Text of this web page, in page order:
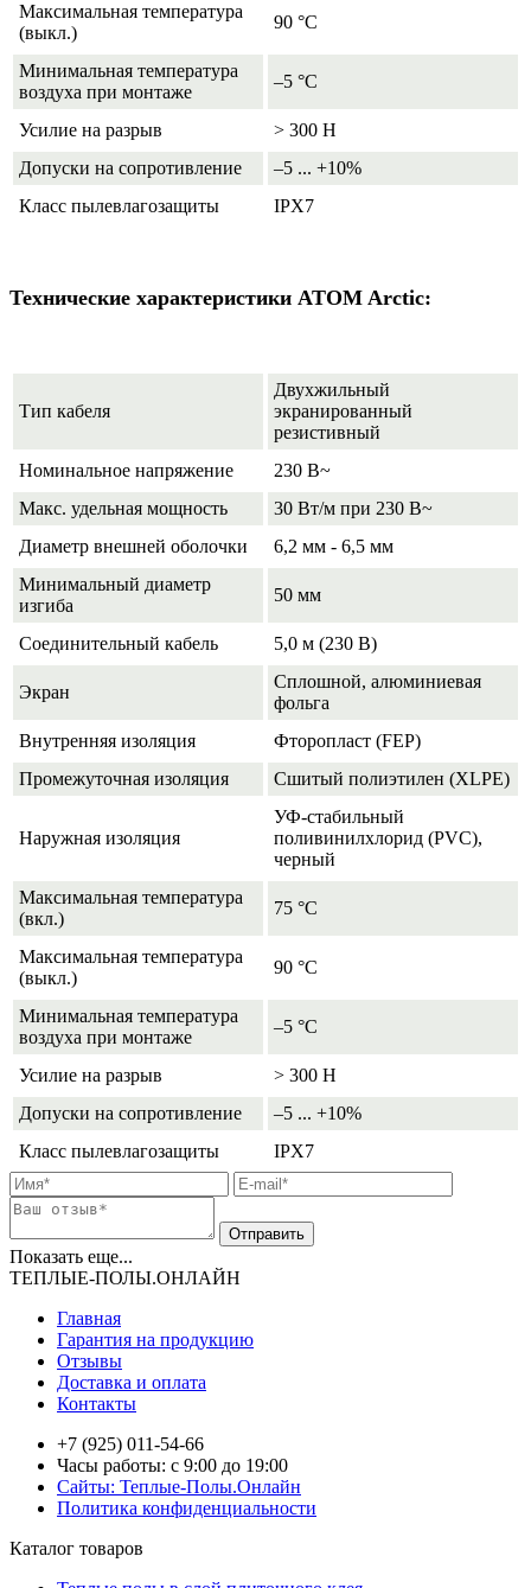
Максимальная температура
(выкл.)
90 °С
Минимальная температура
воздуха при монтаже
–5 °С
Усилие на разрыв
> 300 Н
Допуски на сопротивление
–5 ... +10%
Класс пылевлагозащиты
IPX7
Технические характеристики ATOM Arctic:
Тип кабеля
Двухжильный
экранированный
резистивный
Номинальное напряжение
230 В~
Макс. удельная мощность
30 Вт/м при 230 В~
Диаметр внешней оболочки
6,2 мм - 6,5 мм
Минимальный диаметр
изгиба
50 мм
Соединительный кабель 5,0 м (230 В)
Экран
Сплошной, алюминиевая
фольга
Внутренняя изоляция
Фторопласт (FEP)
Промежуточная изоляция
Сшитый полиэтилен (XLPE)
Наружная изоляция
УФ-стабильный
поливинилхлорид (PVC),
черный
Максимальная температура
(вкл.)
75 °С
Максимальная температура
(выкл.)
90 °С
Минимальная температура
воздуха при монтаже
–5 °С
Усилие на разрыв
> 300 Н
Допуски на сопротивление
–5 ... +10%
Класс пылевлагозащиты
IPX7
Показать еще...
ТЕПЛЫЕ-ПОЛЫ.ОНЛАЙН
Главная
Гарантия на продукцию
Отзывы
Доставка и оплата
Контакты
+7 (925) 011-54-66
Часы работы: с 9:00 до 19:00
Сайты: Теплые-Полы.Онлайн
Политика конфиденциальности
Каталог товаров